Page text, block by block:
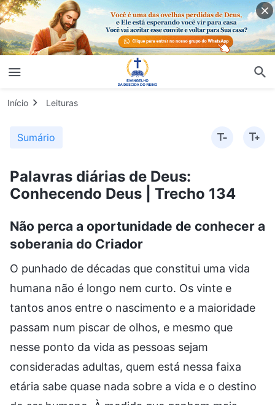
Início Leituras
Sumário
Palavras diárias de Deus:
Conhecendo Deus | Trecho 134
Não perca a oportunidade de conhecer a
soberania do Criador
O punhado de décadas que constitui uma vida
humana não é longo nem curto. Os vinte e
tantos anos entre o nascimento e a maioridade
passam num piscar de olhos, e mesmo que
nesse ponto da vida as pessoas sejam
consideradas adultas, quem está nessa faixa
etária sabe quase nada sobre a vida e o destino